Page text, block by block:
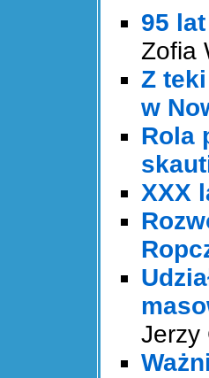
95
Zofia
Z
w
Rola
XXX
Jerzy